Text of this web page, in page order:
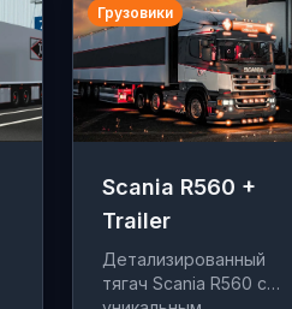
Грузовики
Scania R560 +
Trailer
Детализированный
тягач Scania R560 с